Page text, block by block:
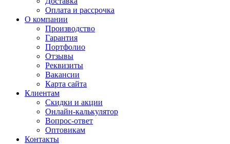
Оплата и рассрочка
О компании
Производство
Гарантия
Портфолио
Отзывы
Реквизиты
Вакансии
Карта сайта
Клиентам
Скидки и акции
Онлайн-калькулятор
Вопрос-ответ
Оптовикам
Контакты